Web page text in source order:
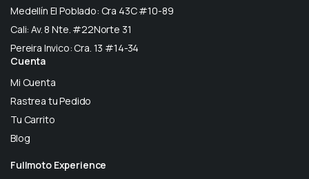
Medellín El Poblado: Cra 43C #10-89
Cali: Av. 8 Nte. #22Norte 31
Pereira Invico: Cra. 13 #14-34
Cuenta
Mi Cuenta
Rastrea tu Pedido
Tu Carrito
Blog
Fullmoto Experience